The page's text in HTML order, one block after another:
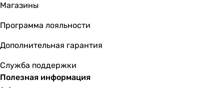
Вес в упаковке
0.5 кг
1 кг
-
Гарантия
Магазины
Программа лояльности
Дополнительная гарантия
Служба поддержки
Полезная информация